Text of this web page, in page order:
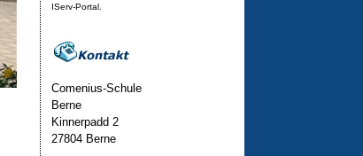
IServ-Portal.
Comenius-Schule
Berne
Kinnerpadd 2
27804 Berne